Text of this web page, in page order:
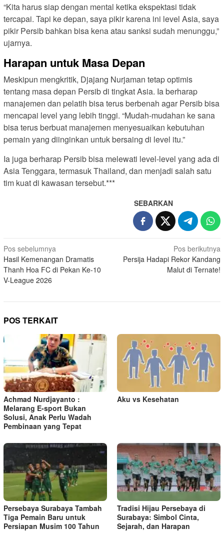
“Kita harus siap dengan mental ketika ekspektasi tidak
tercapai. Tapi ke depan, saya pikir karena ini level Asia, saya
pikir Persib bahkan bisa kena atau sanksi sudah menunggu,”
ujarnya.
Harapan untuk Masa Depan
Meskipun mengkritik, Djajang Nurjaman tetap optimis
tentang masa depan Persib di tingkat Asia. Ia berharap
manajemen dan pelatih bisa terus berbenah agar Persib bisa
mencapai level yang lebih tinggi. “Mudah-mudahan ke sana
bisa terus berbuat manajemen menyesuaikan kebutuhan
pemain yang diinginkan untuk bersaing di level itu.”
Ia juga berharap Persib bisa melewati level-level yang ada di
Asia Tenggara, termasuk Thailand, dan menjadi salah satu
tim kuat di kawasan tersebut.***
SEBARKAN
N
a
v
g
a
s
i
p
o
s
Pos sebelumnya
Hasil Kemenangan Dramatis
Thanh Hoa FC di Pekan Ke-10
V-League 2026
Pos berikutnya
Persija Hadapi Rekor Kandang
Malut di Ternate!
POS TERKAIT
Achmad Nurdjayanto :
Melarang E-sport Bukan
Solusi, Anak Perlu Wadah
Pembinaan yang Tepat
Aku vs Kesehatan
Persebaya Surabaya Tambah
Tiga Pemain Baru untuk
Persiapan Musim 100 Tahun
Tradisi Hijau Persebaya di
Surabaya: Simbol Cinta,
Sejarah, dan Harapan